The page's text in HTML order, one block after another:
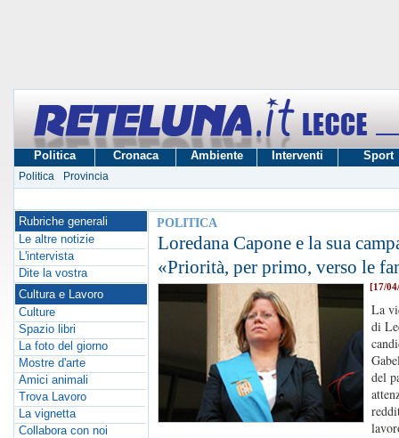
Politica Cronaca Ambiente Interventi Sport
Politica Provincia
Rubriche generali
Le altre notizie
L'intervista
Dite la vostra
Cultura e Lavoro
Culture
Spazio libri
La foto del giorno
Mostre d'arte
Amici animali
Trova Lavoro
La vignetta
Collabora con noi
POLITICA
Loredana Capone e la sua
«Priorità, per primo, verso le
[17/
La
di
del